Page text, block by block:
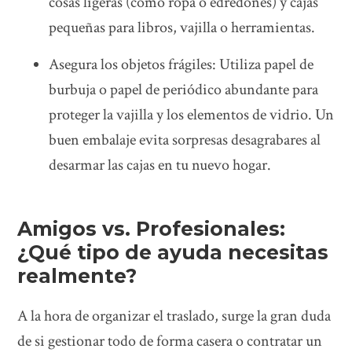
pequeñas para libros, vajilla o herramientas.
Asegura los objetos frágiles: Utiliza papel de
burbuja o papel de periódico abundante para
proteger la vajilla y los elementos de vidrio. Un
buen embalaje evita sorpresas desagrabares al
desarmar las cajas en tu nuevo hogar.
Amigos vs. Profesionales:
¿Qué tipo de ayuda necesitas
realmente?
A la hora de organizar el traslado, surge la gran duda
de si gestionar todo de forma casera o contratar un